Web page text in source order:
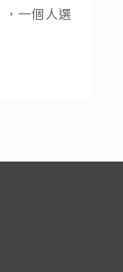
，一個人選